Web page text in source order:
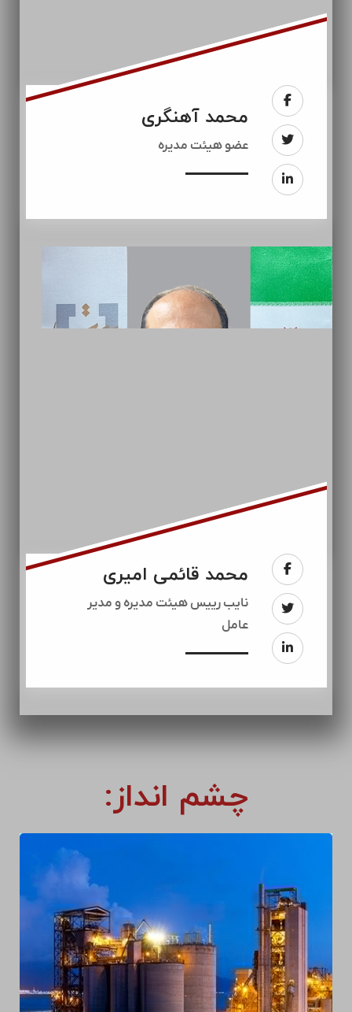
محمد آهنگری
عضو هیئت مدیره
محمد قائمی امیری
نایب رییس هیئت مدیره و مدیر
عامل
چشم انداز: